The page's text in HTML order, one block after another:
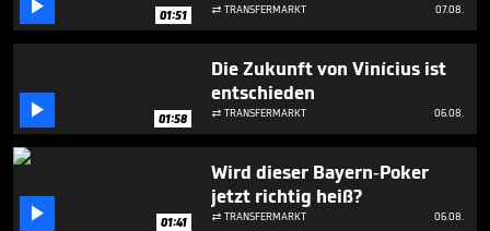
minute,
56
seconds
 01:51  TRANSFERMARKT 07.08.
 01:58
Die Zukunft von Vinícius ist
entschieden
 TRANSFERMARKT 06.08.
 01:41
Wird dieser Bayern-Poker
jetzt richtig heiß?
 TRANSFERMARKT 06.08.